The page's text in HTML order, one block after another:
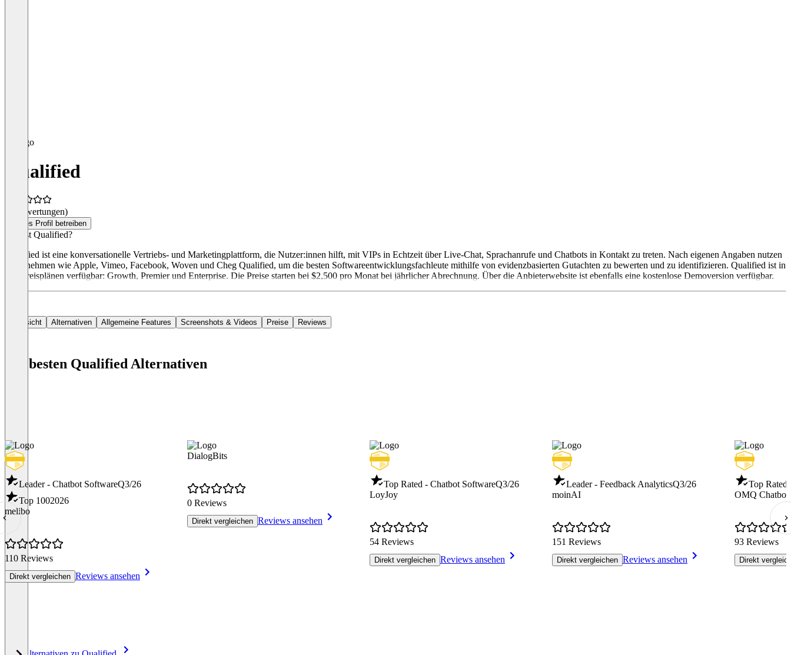
Qualified
(0 Bewertungen)
Dieses Profil betreiben
Was ist Qualified?
Qualified ist eine konversationelle Vertriebs- und Marketingplattform, die Nutzer:innen hilft, mit VIPs in Echtzeit über Live-Chat, Sprachanrufe und Chatbots in Kontakt zu treten. Nach eigenen Angaben nutzen
Unternehmen wie Apple, Vimeo, Facebook, Woven und Cheg Qualified, um die besten Softwareentwicklungsfachleute mithilfe von evidenzbasierten Gutachten zu bewerten und zu identifizieren. Qualified ist in
drei Preisplänen verfügbar: Growth, Premier und Enterprise. Die Preise starten bei $2,500 pro Monat bei jährlicher Abrechnung. Über die Anbieterwebsite ist ebenfalls eine kostenlose Demoversion verfügbar.
Übersicht Alternativen Allgemeine Features Screenshots & Videos Preise Reviews
Die besten Qualified Alternativen
Leader - Chatbot SoftwareQ3/26
Top 1002026
melibo
110 Reviews
Direkt vergleichen Reviews ansehen
DialogBits
0 Reviews
Direkt vergleichen Reviews ansehen
Top Rated - Chatbot SoftwareQ3/26
LoyJoy
54 Reviews
Direkt vergleichen Reviews ansehen
Leader - Feedback AnalyticsQ3/26
moinAI
151 Reviews
Direkt vergleichen Reviews ansehen
Top Rated
OMQ Chatbot
93 Reviews
Direkt